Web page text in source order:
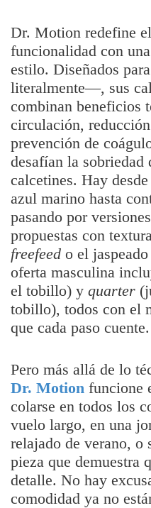
Dr. Motion redefine
funcionalidad con
estilo. Diseñados
literalmente—, sus
combinan beneficios
circulación,
prevención de
desafían la sobriedad
calcetines. Hay
azul marino hasta
pasando por
propuestas con
freefeed o el
oferta masculina
el tobillo) y quarter
tobillo), todos con el
que cada paso cuente.
Pero más allá de lo
Dr. Motion funcione
colarse en todos los
vuelo largo, en una
relajado de verano, o
pieza que demuestra
detalle. No hay
comodidad ya no